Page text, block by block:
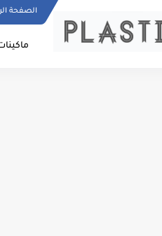
الصفحة